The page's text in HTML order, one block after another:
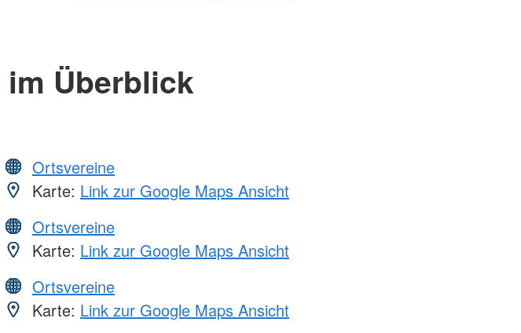
Überblick
Ortsvereine
Karte: Link zur Google Maps Ansicht
Ortsvereine
Karte: Link zur Google Maps Ansicht
Ortsvereine
Karte: Link zur Google Maps Ansicht